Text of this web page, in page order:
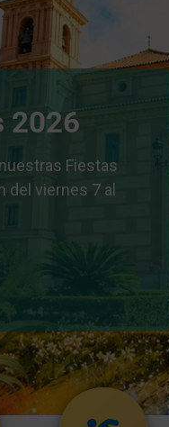
2026
Fiestas
del viernes 7 al